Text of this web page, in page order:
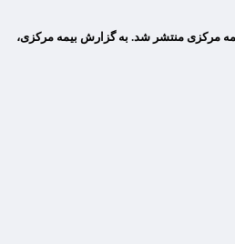
مرکزی منتشر شد. به گزارش بیمه مرکزی،